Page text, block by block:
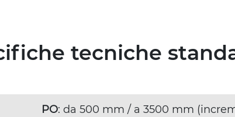
tecniche
PO: da 500 mm / a 3500 mm